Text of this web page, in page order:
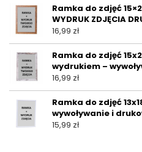
Ramka do zdjęć
WYDRUK ZDJĘCIA
16,99 zł
Ramka do zdjęć
wydrukiem –
16,99 zł
Ramka do zdjęć
wywoływanie i
15,99 zł